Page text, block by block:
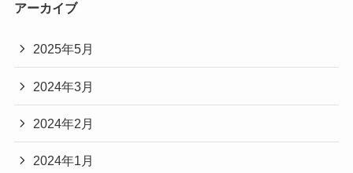
アーカイブ
2025年5月
2024年3月
2024年2月
2024年1月